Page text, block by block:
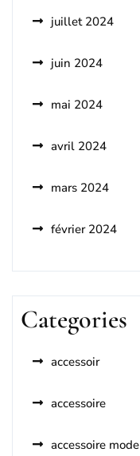
juillet 2024
juin 2024
mai 2024
avril 2024
mars 2024
février 2024
Categories
accessoir
accessoire
accessoire mode